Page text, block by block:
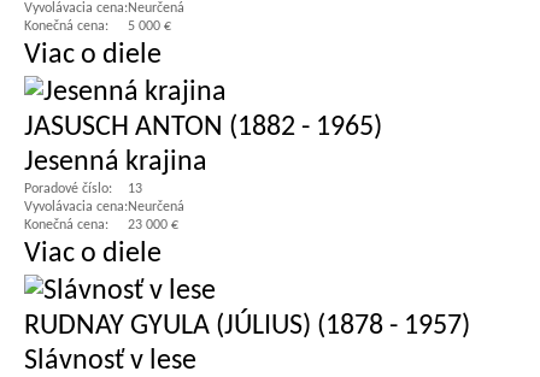
Vyvolávacia cena:Neurčená
Konečná cena:
5 000 €
Viac o diele
JASUSCH ANTON (1882 - 1965)
Jesenná krajina
Poradové číslo:
13
Vyvolávacia cena:Neurčená
Konečná cena:
23 000 €
Viac o diele
RUDNAY GYULA (JÚLIUS) (1878 - 1957)
Slávnosť v lese